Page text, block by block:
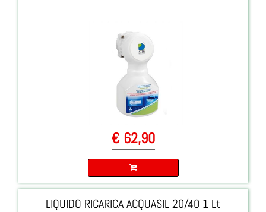
€ 62,90
LIQUIDO RICARICA ACQUASIL 20/40 1 Lt